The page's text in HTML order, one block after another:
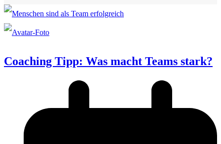
Coaching Tipp: Was macht Teams stark?